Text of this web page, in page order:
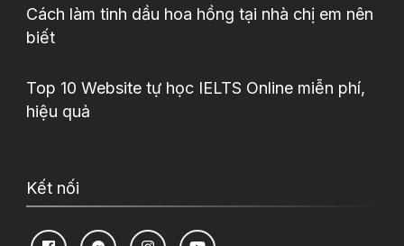
Cách làm tinh dầu hoa hồng tại nhà chị em nên
biết
Top 10 Website tự học IELTS Online miễn phí,
hiệu quả
Kết nối